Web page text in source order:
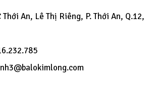
An, Lê Thị Riêng, P. Thới An, Q.12,